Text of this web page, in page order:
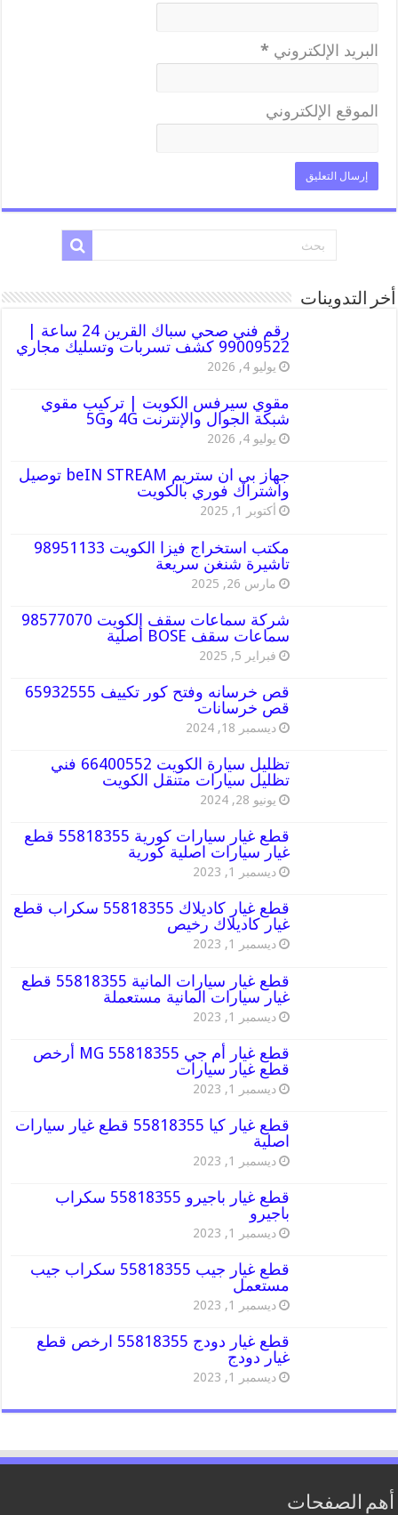
البريد الإلكتروني *
الموقع الإلكتروني
أخر التدوينات
رقم فني صحي سباك القرين 24 ساعة |
99009522 كشف تسربات وتسليك مجاري
يوليو 4, 2026
مقوي سيرفس الكويت | تركيب مقوي
شبكة الجوال والإنترنت 4G و5G
يوليو 4, 2026
جهاز بي ان ستريم beIN STREAM توصيل
واشتراك فوري بالكويت
أكتوبر 1, 2025
مكتب استخراج فيزا الكويت 98951133
تاشيرة شنغن سريعة
مارس 26, 2025
شركة سماعات سقف الكويت 98577070
سماعات سقف BOSE أصلية
فبراير 5, 2025
قص خرسانه وفتح كور تكييف 65932555
قص خرسانات
ديسمبر 18, 2024
تظليل سيارة الكويت 66400552 فني
تظليل سيارات متنقل الكويت
يونيو 28, 2024
قطع غيار سيارات كورية 55818355 قطع
غيار سيارات اصلية كورية
ديسمبر 1, 2023
قطع غيار كاديلاك 55818355 سكراب قطع
غيار كاديلاك رخيص
ديسمبر 1, 2023
قطع غيار سيارات المانية 55818355 قطع
غيار سيارات المانية مستعملة
ديسمبر 1, 2023
قطع غيار أم جي MG 55818355 أرخص
قطع غيار سيارات
ديسمبر 1, 2023
قطع غيار كيا 55818355 قطع غيار سيارات
اصلية
ديسمبر 1, 2023
قطع غيار باجيرو 55818355 سكراب
باجيرو
ديسمبر 1, 2023
قطع غيار جيب 55818355 سكراب جيب
مستعمل
ديسمبر 1, 2023
قطع غيار دودج 55818355 ارخص قطع
غيار دودج
ديسمبر 1, 2023
أهم الصفحات